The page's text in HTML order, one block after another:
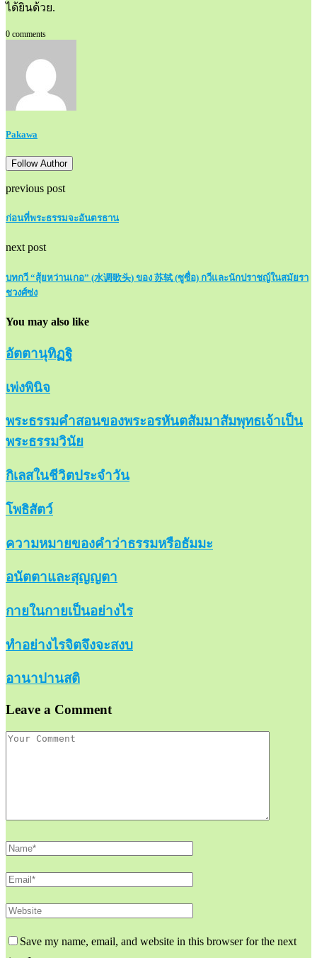
ได้ยินด้วย.
0 comments
Pakawa
Follow Author
previous post
ก่อนที่พระธรรมจะอันตรธาน
next post
บทกวี “สุ้ยหว่านเกอ” (水调歌头) ของ 苏轼 (ซูซื่อ) กวีและนักปราชญ์ในสมัยรา
ชวงศ์ซ่ง
You may also like
อัตตานุทิฏฐิ
เพ่งพินิจ
พระธรรมคำสอนของพระอรหันตสัมมาสัมพุทธเจ้าเป็น
พระธรรมวินัย
กิเลสในชีวิตประจำวัน
โพธิสัตว์
ความหมายของคำว่าธรรมหรือธัมมะ
อนัตตาและสุญญตา
กายในกายเป็นอย่างไร
ทำอย่างไรจิตจึงจะสงบ
อานาปานสติ
Leave a Comment
Save my name, email, and website in this browser for the next